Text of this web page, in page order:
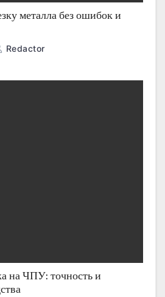
металла без ошибок и
Redactor
на ЧПУ: точность и